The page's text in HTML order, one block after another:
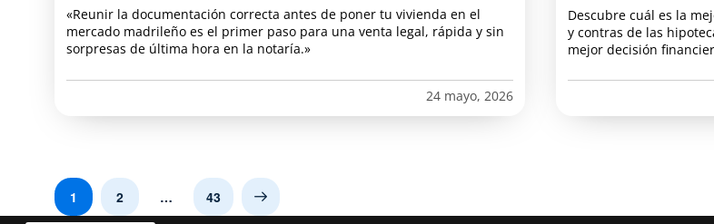
«Reunir la documentación correcta antes de poner tu vivienda en el
mercado madrileño es el primer paso para una venta legal, rápida y sin
sorpresas de última hora en la notaría.»
24 mayo, 2026
Descubre cuál es la
y contras de las
mejor decisión
1 2 … 43 Next